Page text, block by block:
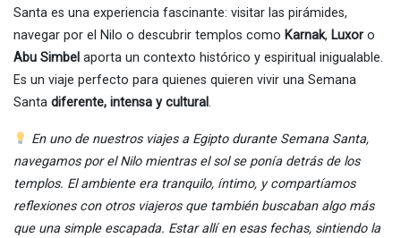
Santa es una experiencia fascinante: visitar las pirámides,
navegar por el Nilo o descubrir templos como Karnak, Luxor o
Abu Simbel aporta un contexto histórico y espiritual inigualable.
Es un viaje perfecto para quienes quieren vivir una Semana
Santa diferente, intensa y cultural.
En uno de nuestros viajes a Egipto durante Semana Santa,
navegamos por el Nilo mientras el sol se ponía detrás de los
templos. El ambiente era tranquilo, íntimo, y compartíamos
reflexiones con otros viajeros que también buscaban algo más
que una simple escapada. Estar allí en esas fechas, sintiendo la